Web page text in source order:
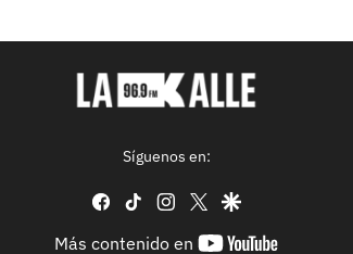
Síguenos en:
facebook
tiktok instagram
twittergoogle
Más contenido en
youtube-